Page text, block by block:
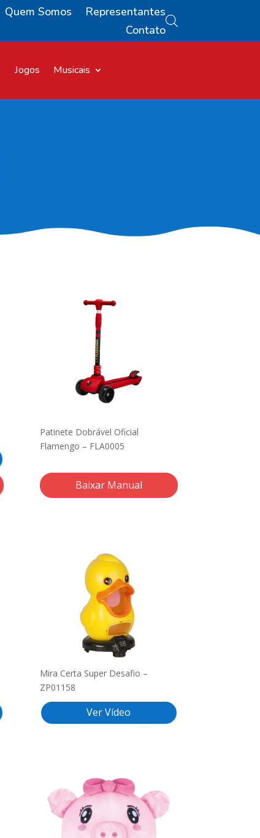
Quem Somos
Representantes
Contato
Jogos Musicais
Patinete Dobrável Oficial
Flamengo – FLA0005
Baixar Manual
Mira Certa Super Desafio –
ZP01158
Ver Vídeo